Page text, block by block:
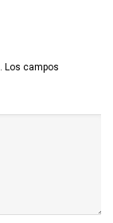
Los campos